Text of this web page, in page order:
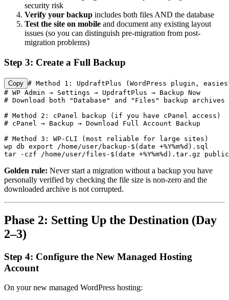
security risk
Verify your backup includes both files AND the database
Test the site on mobile and document any existing layout
issues (so you can distinguish pre-migration from post-
migration problems)
Step 3: Create a Full Backup
Copy # Method 1: UpdraftPlus (WordPress plugin,
# WP Admin → Settings → UpdraftPlus → Backup Now
# Download both "Database" and "Files" backup archives
# Method 2: cPanel backup (if you have cPanel access)
# cPanel → Backup → Download Full Account Backup
# Method 3: WP-CLI (most reliable for large sites)
wp db export /home/user/backup-$(date +%Y%m%d).sql
tar -czf /home/user/files-$(date +%Y%m%d).tar.gz
Golden rule: Never start a migration without a backup you have
personally verified by checking the file size is non-zero and the
downloaded archive is not corrupted.
Phase 2: Setting Up the Destination (Day
2–3)
Step 4: Configure the New Managed Hosting
Account
On your new managed WordPress hosting: